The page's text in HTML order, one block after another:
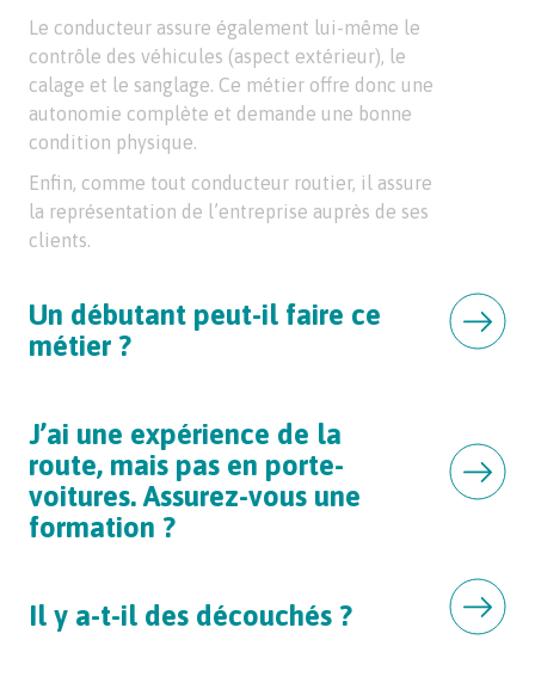
Le conducteur assure également lui-même le
contrôle des véhicules (aspect extérieur), le
calage et le sanglage. Ce métier offre donc une
autonomie complète et demande une bonne
condition physique.
Enfin, comme tout conducteur routier, il assure
la représentation de l’entreprise auprès de ses
clients.
Un débutant peut-il faire ce
métier ?
J’ai une expérience de la
route, mais pas en porte-
voitures. Assurez-vous une
formation ?
Il y a-t-il des découchés ?